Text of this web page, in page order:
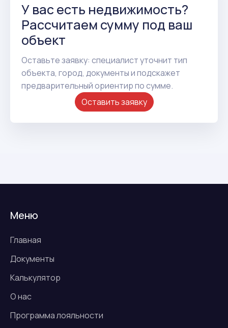
У вас есть недвижимость?
Рассчитаем сумму под ваш
объект
Оставьте заявку: специалист уточнит тип
объекта, город, документы и подскажет
предварительный ориентир по сумме.
Оставить заявку
Меню
Главная
Документы
Калькулятор
О нас
Программа лояльности